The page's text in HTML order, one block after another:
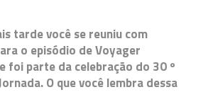
tarde você se reuniu com
o episódio de Voyager
foi parte da celebração do 30 º
O que você lembra dessa